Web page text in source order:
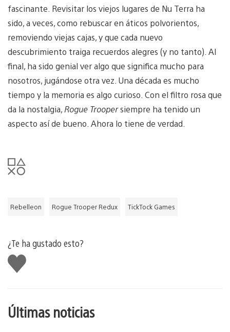
fascinante. Revisitar los viejos lugares de Nu Terra ha
sido, a veces, como rebuscar en áticos polvorientos,
removiendo viejas cajas, y que cada nuevo
descubrimiento traiga recuerdos alegres (y no tanto). Al
final, ha sido genial ver algo que significa mucho para
nosotros, jugándose otra vez. Una década es mucho
tiempo y la memoria es algo curioso. Con el filtro rosa que
da la nostalgia, Rogue Troopersiempre ha tenido un
aspecto así de bueno. Ahora lo tiene de verdad.
Rebelleon Rogue Trooper Redux TickTock Games
¿Te ha gustado esto?
Me
gusta
Últimas noticias